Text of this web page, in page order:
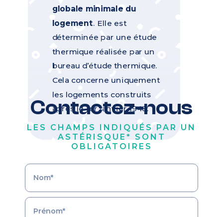
globale minimale du
logement. Elle est
déterminée par une étude
thermique réalisée par un
bureau d’étude thermique.
Cela concerne uniquement
les logements construits
après le 1er janvier 1948.
Contactez-nous
LES CHAMPS INDIQUÉS PAR UN
ASTÉRISQUE* SONT
OBLIGATOIRES